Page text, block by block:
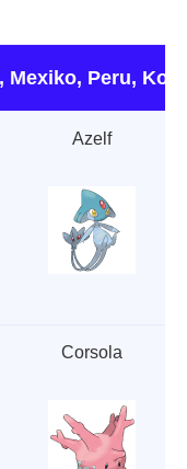
Peru,
Azelf
Corsola